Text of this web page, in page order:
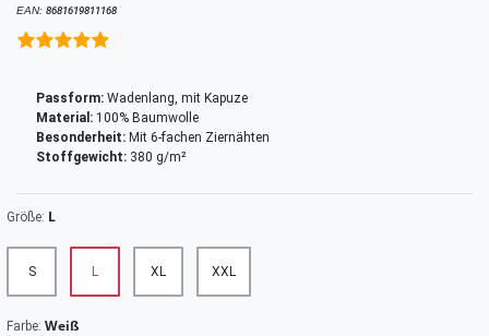
EAN: 8681619811168
Passform: Wadenlang, mit Kapuze
Material: 100% Baumwolle
Besonderheit: Mit 6-fachen Ziernähten
Stoffgewicht: 380 g/m²
Größe: L
S L XL XXL
Farbe: Weiß